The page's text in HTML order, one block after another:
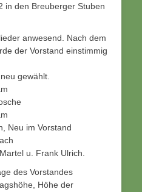
in den Breuberger Stuben
anwesend. Nach dem
der Vorstand einstimmig
gewählt.
Neu im Vorstand
u. Frank Ulrich.
des Vorstandes
Höhe der